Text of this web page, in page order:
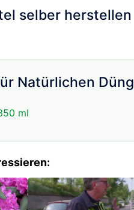
selber herstellen
Natürlichen
ml